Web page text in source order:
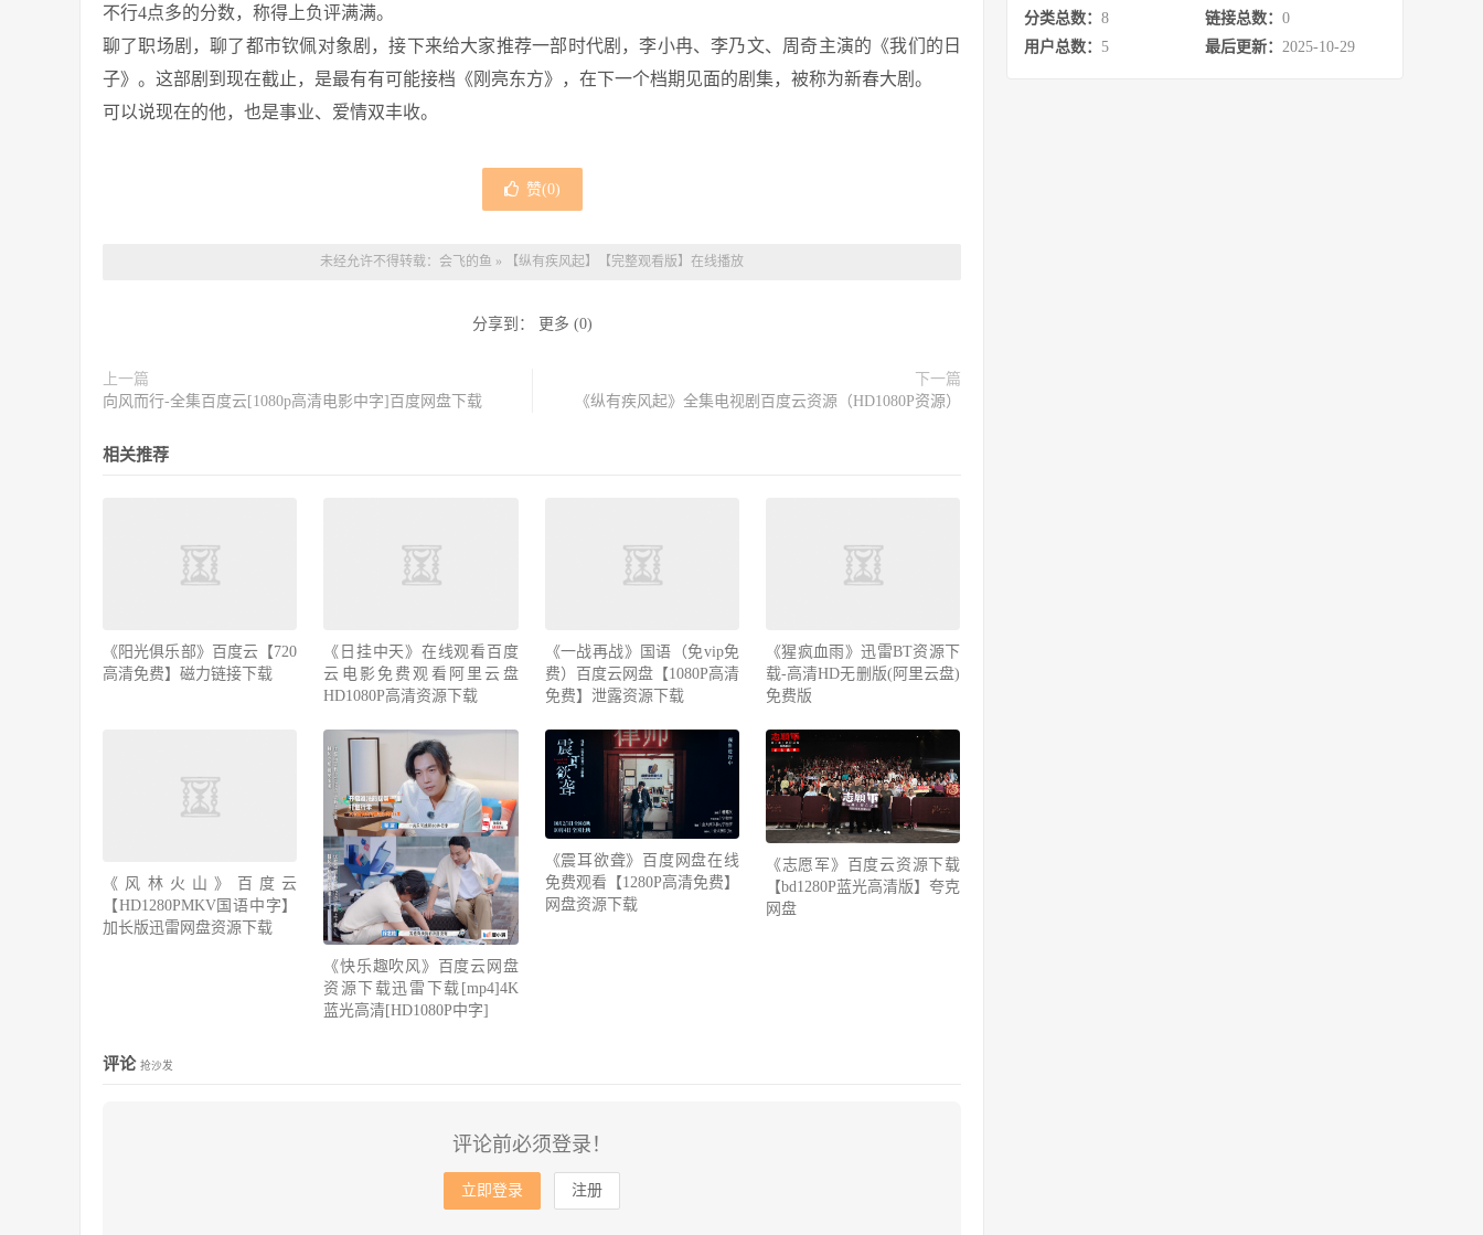
不行4点多的分数，称得上负评满满。
聊了职场剧，聊了都市钦佩对象剧，接下来给大家推荐一部时代剧，李小冉、李乃文、周奇主演的《我们的日
子》。这部剧到现在截止，是最有有可能接档《刚亮东方》，在下一个档期见面的剧集，被称为新春大剧。
可以说现在的他，也是事业、爱情双丰收。
赞(0)
未经允许不得转载： 会飞的鱼 » 【纵有疾风起】【完整观看版】在线播放
分享到： 更多 (0)
上一篇
向风而行-全集百度云[1080p高清电影中字]百度网盘下载
下一篇
《纵有疾风起》全集电视剧百度云资源（HD1080P资源）
相关推荐
《阳光俱乐部》百度云【720
高清免费】磁力链接下载
《日挂中天》在线观看百度
云电影免费观看阿里云盘
HD1080P高清资源下载
《一战再战》国语（免vip免
费）百度云网盘【1080P高清
免费】泄露资源下载
《猩疯血雨》迅雷BT资源下
载-高清HD无删版(阿里云盘)
免费版
《风林火山》百度云
【HD1280PMKV国语中字】
加长版迅雷网盘资源下载
《快乐趣吹风》百度云网盘
资源下载迅雷下载[mp4]4K
蓝光高清[HD1080P中字]
《震耳欲聋》百度网盘在线
免费观看【1280P高清免费】
网盘资源下载
《志愿军》百度云资源下载
【bd1280P蓝光高清版】夸克
网盘
评论 抢沙发
评论前必须登录！
立即登录 注册
分类总数： 8 链接总数： 0
用户总数： 5 最后更新： 2025-10-29